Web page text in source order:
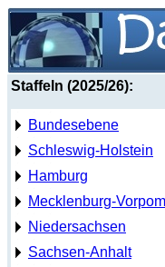
Staffeln (2025/26):
Bundesebene
Schleswig-Holstein
Hamburg
Mecklenburg-
Niedersachsen
Sachsen-Anhalt